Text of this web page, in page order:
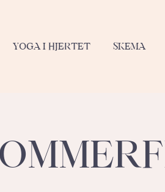
YOGA I HJERTET SKEMA